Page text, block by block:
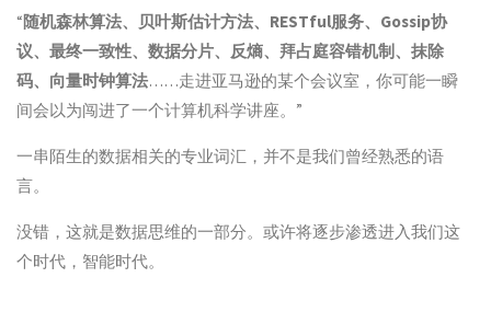
“随机森林算法、贝叶斯估计方法、RESTful服务、Gossip协
议、最终一致性、数据分片、反熵、拜占庭容错机制、抹除
码、向量时钟算法……走进亚马逊的某个会议室，你可能一瞬
间会以为闯进了一个计算机科学讲座。”
一串陌生的数据相关的专业词汇，并不是我们曾经熟悉的语
言。
没错，这就是数据思维的一部分。或许将逐步渗透进入我们这
个时代，智能时代。